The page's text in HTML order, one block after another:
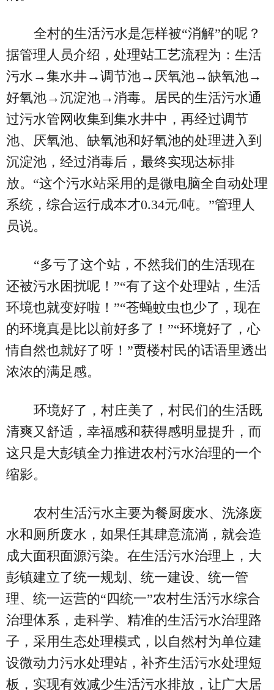
全村的生活污水是怎样被“消解”的呢？
据管理人员介绍，处理站工艺流程为：生活
污水→集水井→调节池→厌氧池→缺氧池→
好氧池→沉淀池→消毒。居民的生活污水通
过污水管网收集到集水井中，再经过调节
池、厌氧池、缺氧池和好氧池的处理进入到
沉淀池，经过消毒后，最终实现达标排
放。“这个污水站采用的是微电脑全自动处理
系统，综合运行成本才0.34元/吨。”管理人
员说。
“多亏了这个站，不然我们的生活现在
还被污水困扰呢！”“有了这个处理站，生活
环境也就变好啦！”“苍蝇蚊虫也少了，现在
的环境真是比以前好多了！”“环境好了，心
情自然也就好了呀！”贾楼村民的话语里透出
浓浓的满足感。
环境好了，村庄美了，村民们的生活既
清爽又舒适，幸福感和获得感明显提升，而
这只是大彭镇全力推进农村污水治理的一个
缩影。
农村生活污水主要为餐厨废水、洗涤废
水和厕所废水，如果任其肆意流淌，就会造
成大面积面源污染。在生活污水治理上，大
彭镇建立了统一规划、统一建设、统一管
理、统一运营的“四统一”农村生活污水综合
治理体系，走科学、精准的生活污水治理路
子，采用生态处理模式，以自然村为单位建
设微动力污水处理站，补齐生活污水处理短
板，实现有效减少生活污水排放，让广大居